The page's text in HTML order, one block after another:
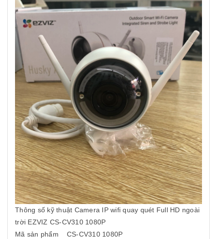
Thông số kỹ thuật Camera IP wifi quay quét Full HD ngoài
trời EZVIZ CS-CV310 1080P
Mã sản phẩm CS-CV310 1080P